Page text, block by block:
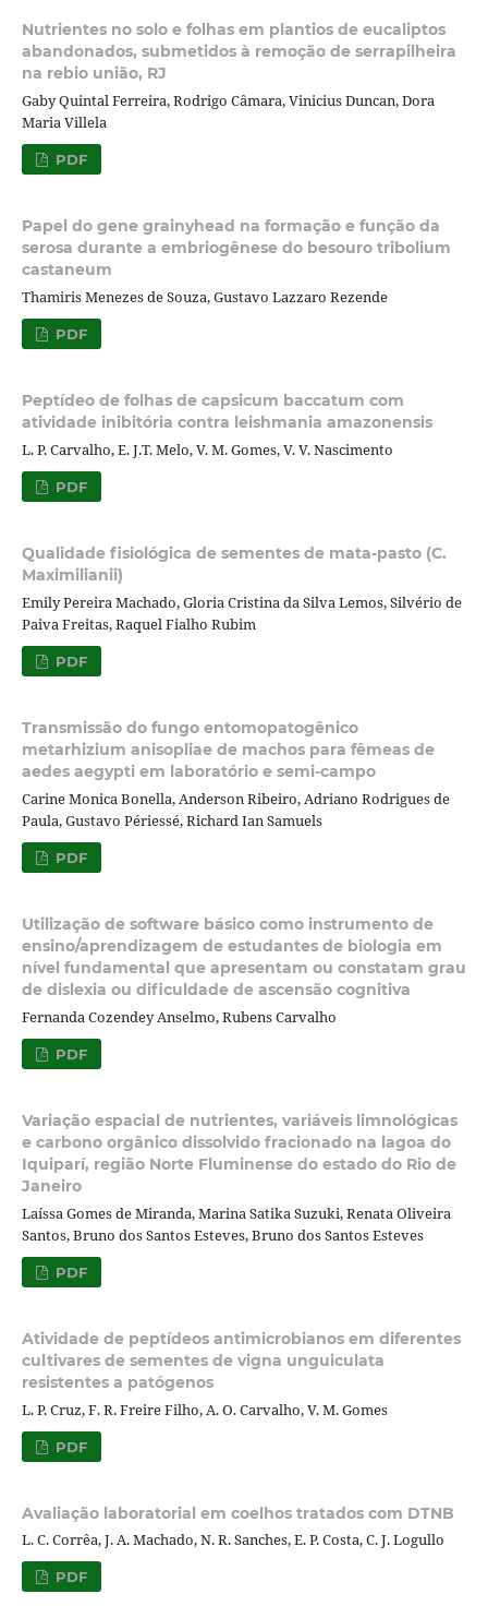
Nutrientes no solo e folhas em plantios de eucaliptos
abandonados, submetidos à remoção de serrapilheira
na rebio união, RJ
Gaby Quintal Ferreira, Rodrigo Câmara, Vinicius Duncan, Dora
Maria Villela
PDF
Papel do gene grainyhead na formação e função da
serosa durante a embriogênese do besouro tribolium
castaneum
Thamiris Menezes de Souza, Gustavo Lazzaro Rezende
PDF
Peptídeo de folhas de capsicum baccatum com
atividade inibitória contra leishmania amazonensis
L. P. Carvalho, E. J.T. Melo, V. M. Gomes, V. V. Nascimento
PDF
Qualidade fisiológica de sementes de mata-pasto (C.
Maximilianii)
Emily Pereira Machado, Gloria Cristina da Silva Lemos, Silvério de
Paiva Freitas, Raquel Fialho Rubim
PDF
Transmissão do fungo entomopatogênico
metarhizium anisopliae de machos para fêmeas de
aedes aegypti em laboratório e semi-campo
Carine Monica Bonella, Anderson Ribeiro, Adriano Rodrigues de
Paula, Gustavo Périessé, Richard Ian Samuels
PDF
Utilização de software básico como instrumento de
ensino/aprendizagem de estudantes de biologia em
nível fundamental que apresentam ou constatam grau
de dislexia ou dificuldade de ascensão cognitiva
Fernanda Cozendey Anselmo, Rubens Carvalho
PDF
Variação espacial de nutrientes, variáveis limnológicas
e carbono orgânico dissolvido fracionado na lagoa do
Iquiparí, região Norte Fluminense do estado do Rio de
Janeiro
Laíssa Gomes de Miranda, Marina Satika Suzuki, Renata Oliveira
Santos, Bruno dos Santos Esteves, Bruno dos Santos Esteves
PDF
Atividade de peptídeos antimicrobianos em diferentes
cultivares de sementes de vigna unguiculata
resistentes a patógenos
L. P. Cruz, F. R. Freire Filho, A. O. Carvalho, V. M. Gomes
PDF
Avaliação laboratorial em coelhos tratados com DTNB
L. C. Corrêa, J. A. Machado, N. R. Sanches, E. P. Costa, C. J. Logullo
PDF